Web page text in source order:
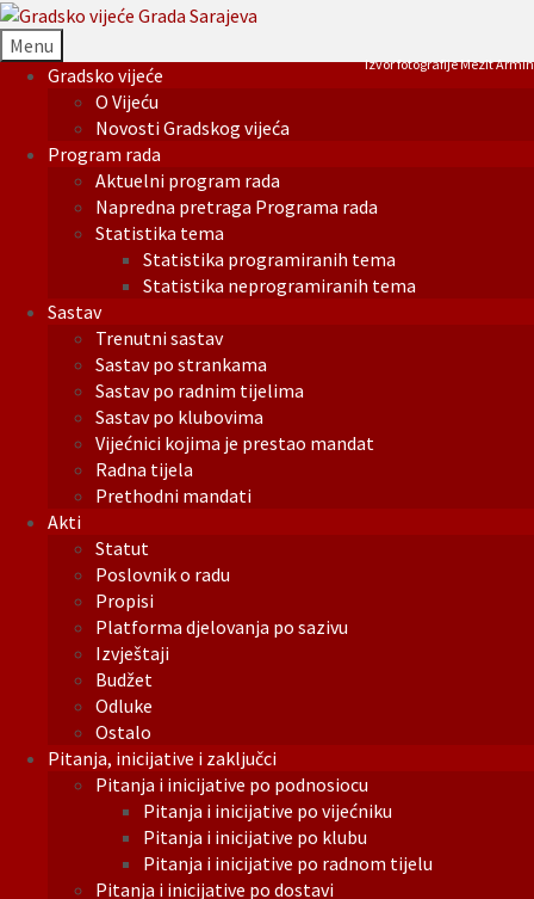
Menu
Gradsko vijeće
O Vijeću
Novosti Gradskog vijeća
Program rada
Aktuelni program rada
Napredna pretraga Programa rada
Statistika tema
Statistika programiranih tema
Statistika neprogramiranih tema
Sastav
Trenutni sastav
Sastav po strankama
Sastav po radnim tijelima
Sastav po klubovima
Vijećnici kojima je prestao mandat
Radna tijela
Prethodni mandati
Akti
Statut
Poslovnik o radu
Propisi
Platforma djelovanja po sazivu
Izvještaji
Budžet
Odluke
Ostalo
Pitanja, inicijative i zaključci
Pitanja i inicijative po podnosiocu
Pitanja i inicijative po vijećniku
Pitanja i inicijative po klubu
Pitanja i inicijative po radnom tijelu
Pitanja i inicijative po dostavi
Izvor fotografije Mezit Armin